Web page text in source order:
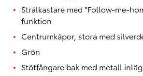
Strålkastare med "Follow-me-
funktion
Centrumkåpor, stora med
Grön
Stötfångare bak med metall